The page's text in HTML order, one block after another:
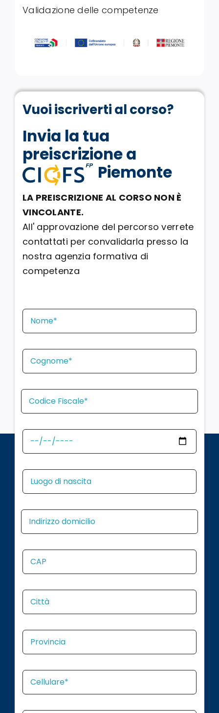
Validazione delle competenze
Vuoi iscriverti al corso?
Invia la tua
preiscrizione a
Piemonte
LA PREISCRIZIONE AL CORSO NON È
VINCOLANTE.
All' approvazione del percorso verrete
contattati per convalidarla presso la
nostra agenzia formativa di
competenza